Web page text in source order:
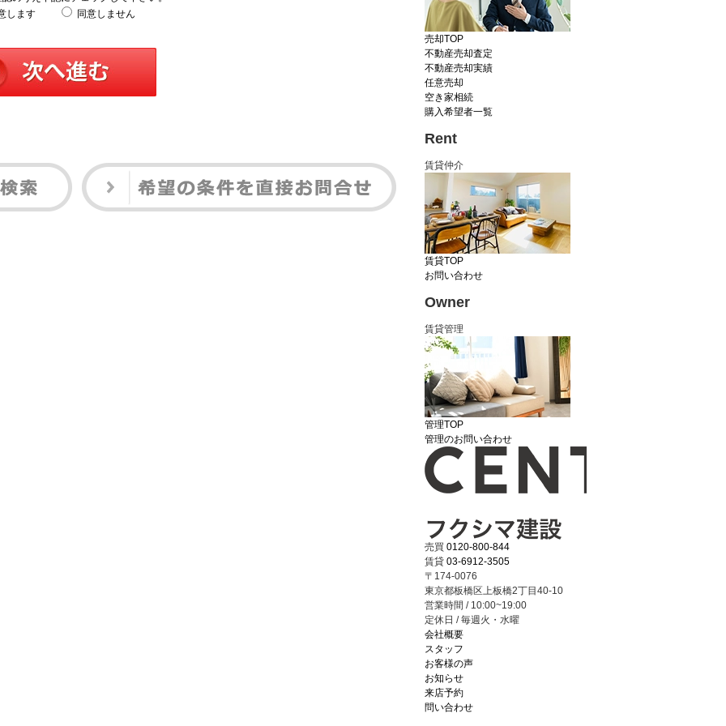
します
同意しません
売却TOP
不動産売却査定
不動産売却実績
任意売却
空き家相続
購入希望者一覧
Rent
賃貸仲介
賃貸TOP
お問い合わせ
Owner
賃貸管理
管理TOP
管理のお問い合わせ
売買 0120-800-844
賃貸 03-6912-3505
〒174-0076
東京都板橋区上板橋2丁目40-10
営業時間 / 10:00~19:00
定休日 / 毎週火・水曜
会社概要
スタッフ
お客様の声
お知らせ
来店予約
問い合わせ